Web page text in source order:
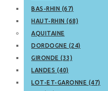
BAS-RHIN (67)
HAUT-RHIN (68)
AQUITAINE
DORDOGNE (24)
GIRONDE (33)
LANDES (40)
LOT-ET-GARONNE (47)